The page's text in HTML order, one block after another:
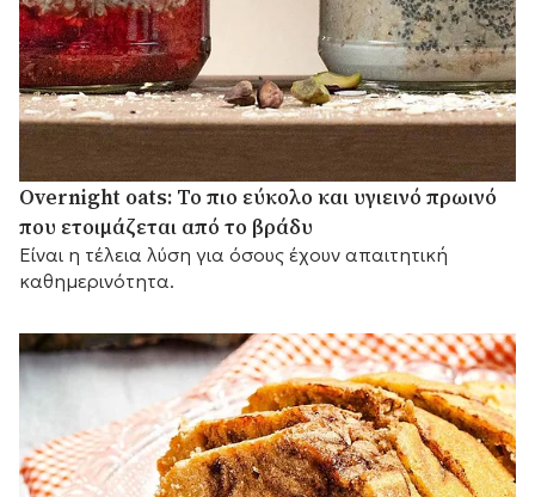
Overnight oats: Το πιο εύκολο και υγιεινό πρωινό
που ετοιμάζεται από το βράδυ
Είναι η τέλεια λύση για όσους έχουν απαιτητική
καθημερινότητα.